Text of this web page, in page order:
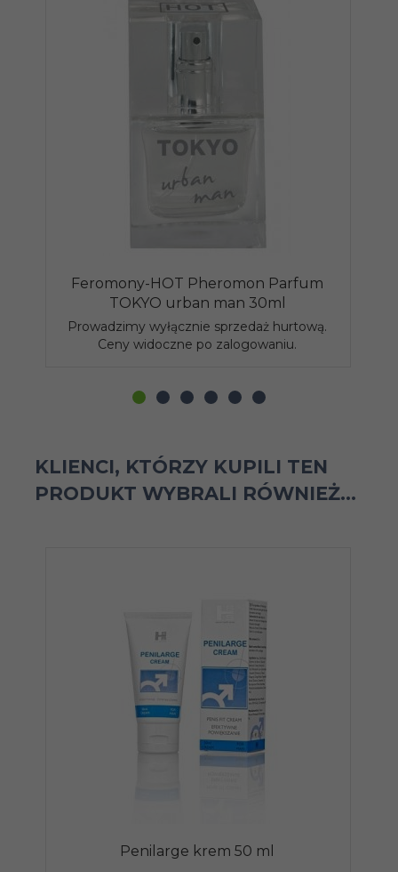
Feromony-HOT Pheromon Parfum
TOKYO urban man 30ml
Prowadzimy wyłącznie sprzedaż hurtową.
Ceny widoczne po zalogowaniu.
KLIENCI, KTÓRZY KUPILI TEN
PRODUKT WYBRALI RÓWNIEŻ...
Penilarge krem 50 ml